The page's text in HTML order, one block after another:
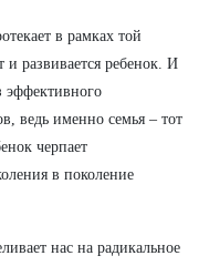
в рамках той
и развивается ребенок. И
эффективного
ведь именно семья – тот
черпает
в поколение
нас на радикальное